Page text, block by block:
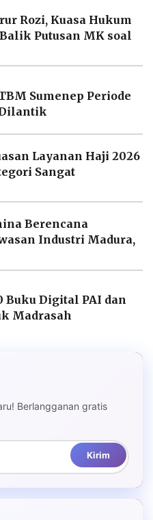
Rozi, Kuasa Hukum
Putusan MK soal
Sumenep Periode
Dilantik
Layanan Haji 2026
Sangat
Berencana
Industri Madura,
Buku Digital PAI dan
Madrasah
Berlangganan gratis
Kirim